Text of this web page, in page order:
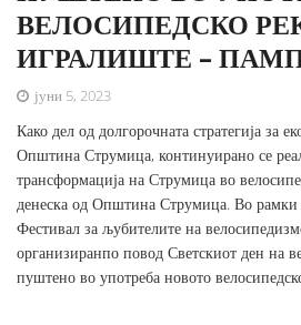
ВЕЛОСИПЕДСКО
ИГРАЛИШТЕ –
јуни 5, 2023
Како дел од долгорочната стратегија за
Општина Струмица, континуирано се
трансформација на Струмица во
денеска од Општина Струмица. Во рамки
Фестивал за љубителите на
организиранпо повод Светскиот ден на
пуштено во употреба новото